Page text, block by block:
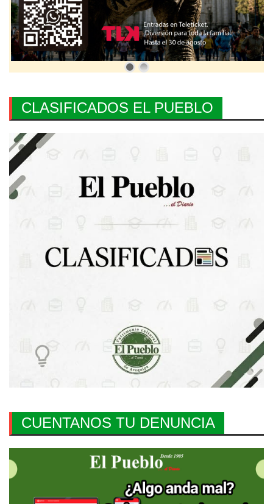
CLASIFICADOS EL PUEBLO
CUENTANOS TU DENUNCIA